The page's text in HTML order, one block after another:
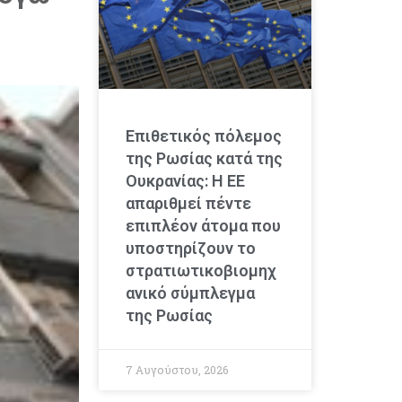
Επιθετικός πόλεμος
της Ρωσίας κατά της
Ουκρανίας: Η ΕΕ
απαριθμεί πέντε
επιπλέον άτομα που
υποστηρίζουν το
στρατιωτικοβιομηχ
ανικό σύμπλεγμα
της Ρωσίας
7 Αυγούστου, 2026